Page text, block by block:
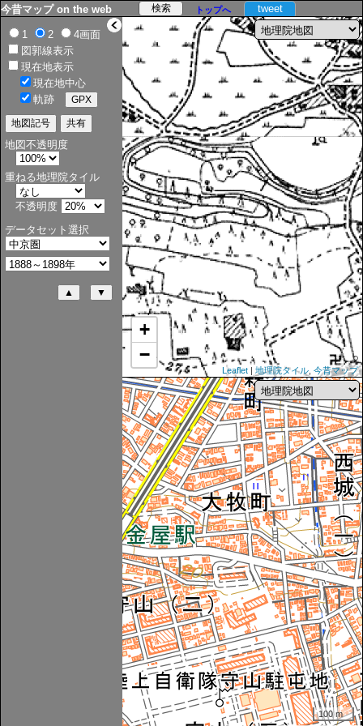
> tweet
今昔マップ on the web トップへ
+
−
Leaflet | 地理院タイル 今昔マップ
100 m
1 2
4画面
図郭線表示
現在地表示
現在地中心
軌跡
地図不透明度
重ねる地理院タイル
不透明度
データセット選択